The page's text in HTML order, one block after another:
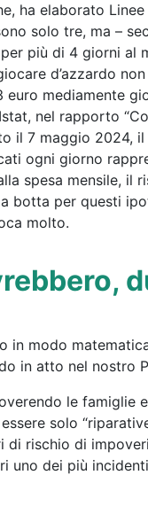
ha elaborato
solo tre, ma –
più di 4 giorni al
d’azzardo
euro mediamente
nel rapporto
il 7 maggio 2024,
ogni giorno
spesa mensile, il
botta per questi
molto.
in modo
in atto nel nostro
le famiglie
solo
di rischio di
uno dei più